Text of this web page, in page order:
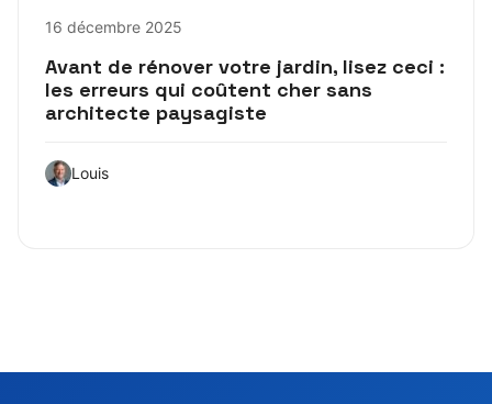
16 décembre 2025
Avant de rénover votre jardin, lisez ceci :
les erreurs qui coûtent cher sans
architecte paysagiste
Louis